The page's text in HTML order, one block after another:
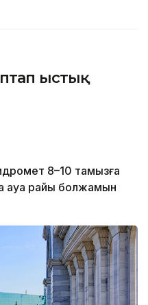
ыстық
8–10 тамызға
ауа райы болжамын